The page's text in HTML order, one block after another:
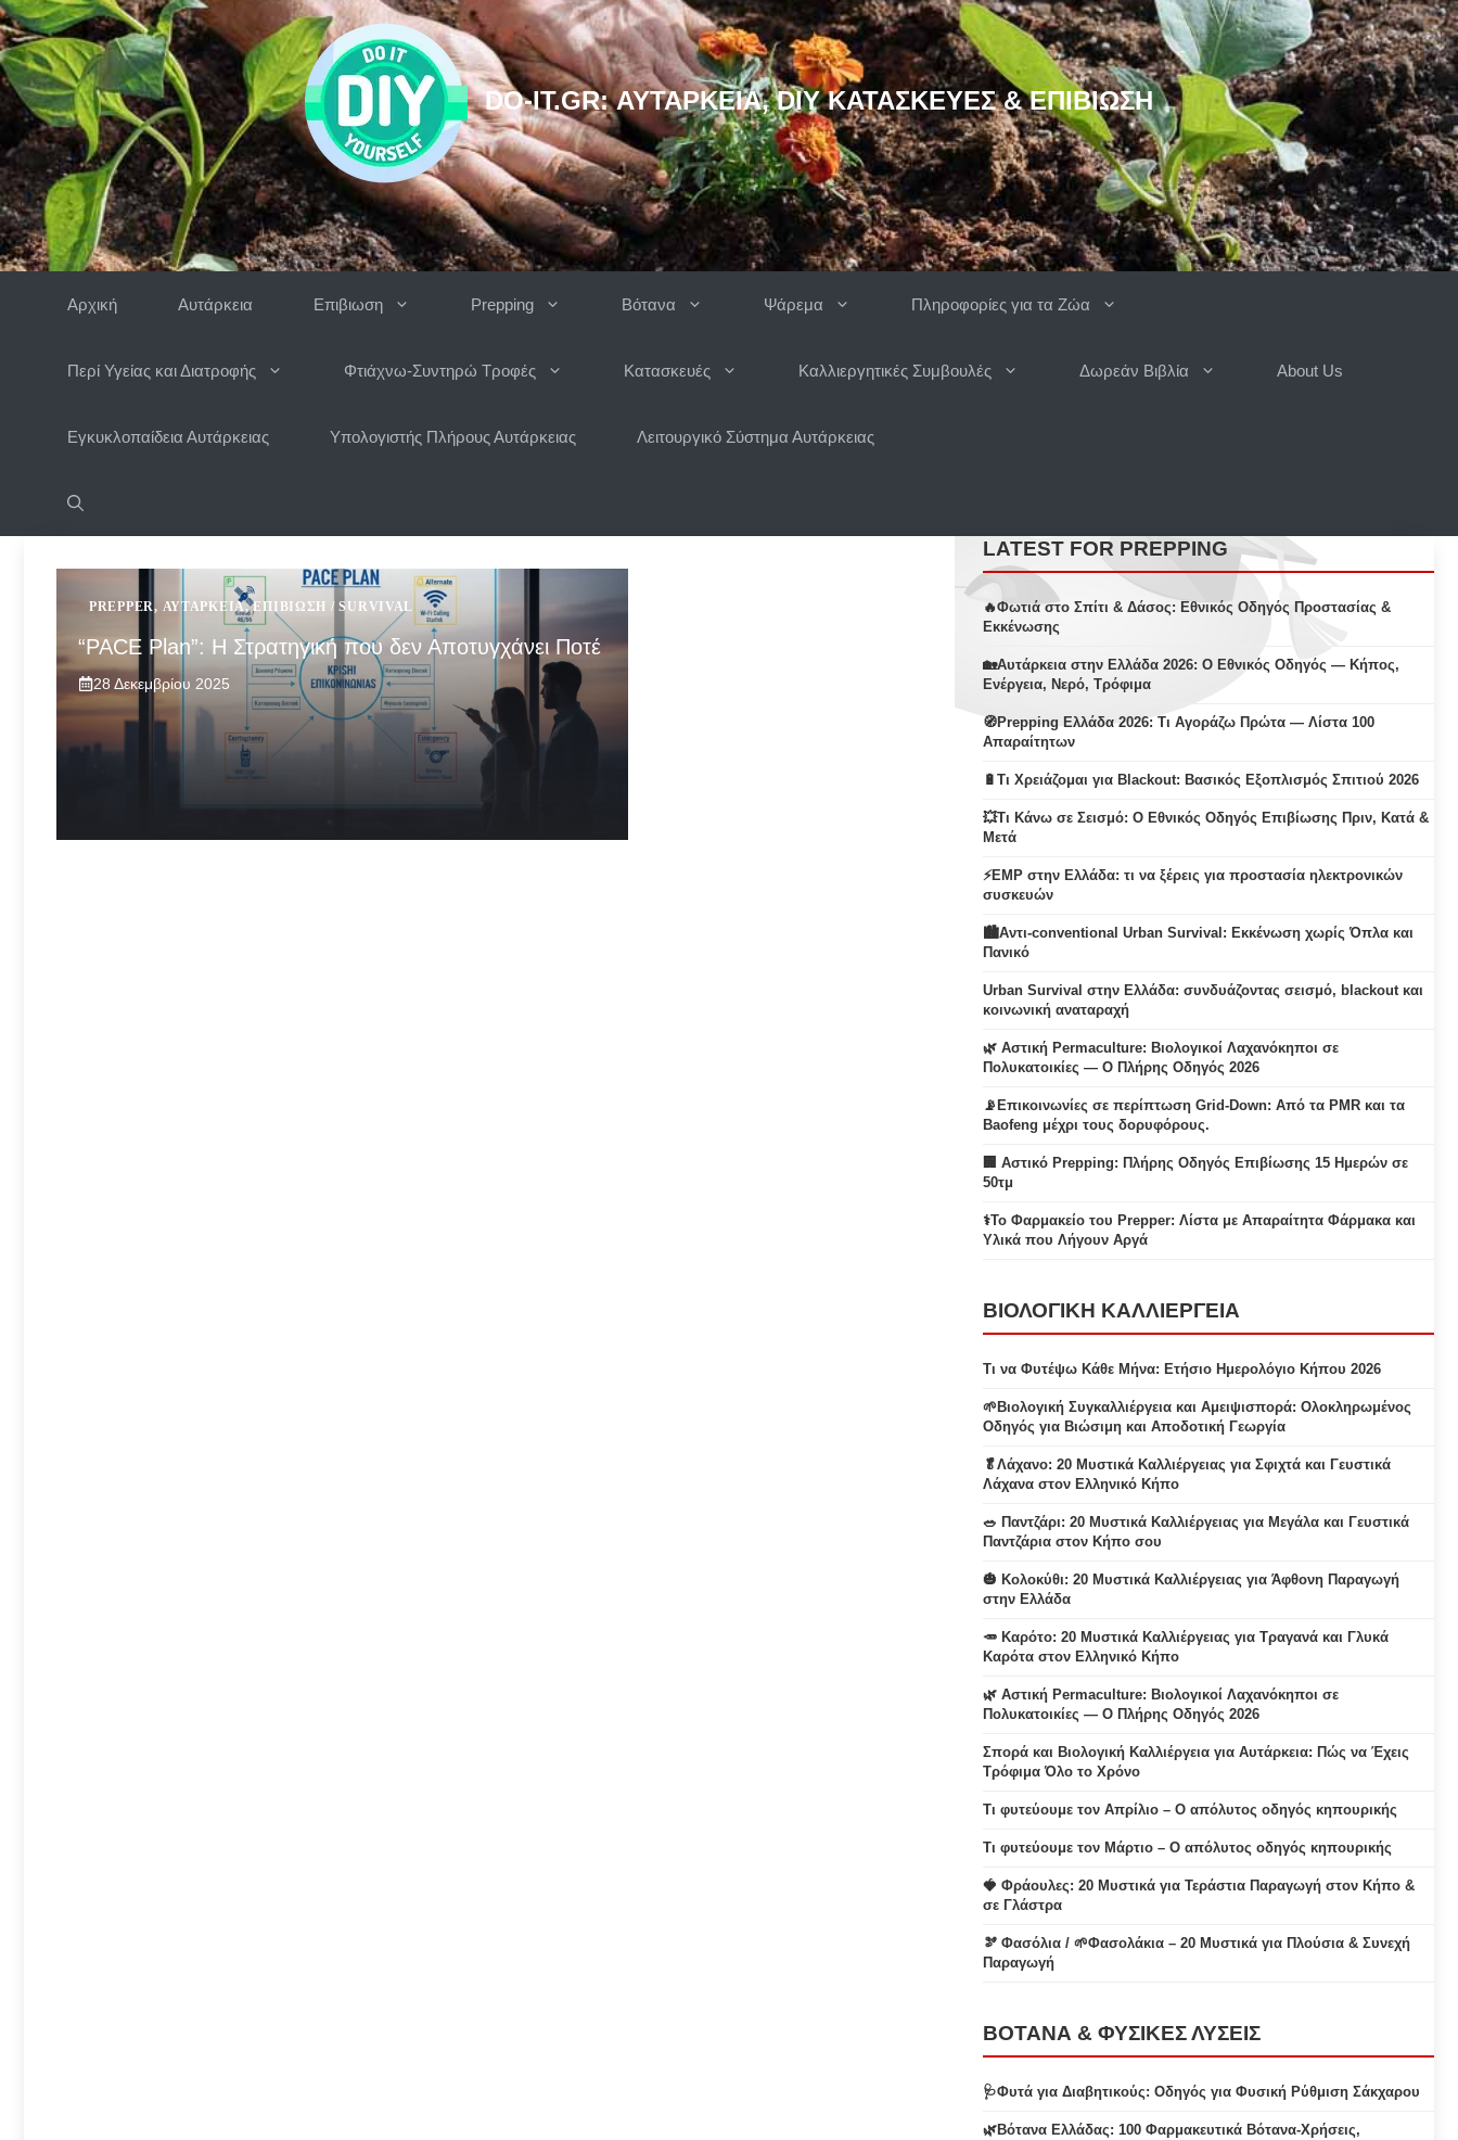
Μετάβαση
σε
περιεχόμενο
DO-IT.GR: ΑΥΤΆΡΚΕΙΑ, DIY ΚΑΤΑΣΚΕΥΈΣ & ΕΠΙΒΊΩΣΗ
Αρχική Αυτάρκεια Επιβιωση Prepping Βότανα Ψάρεμα Πληροφορίες για τα Ζώα
Περί Υγείας και Διατροφής Φτιάχνω-Συντηρώ Τροφές Κατασκευές Καλλιεργητικές Συμβουλές Δωρεάν Βιβλία About Us
Εγκυκλοπαίδεια Αυτάρκειας Υπολογιστής Πλήρους Αυτάρκειας Λειτουργικό Σύστημα Αυτάρκειας
PREPPER, ΑΥΤΆΡΚΕΙΑ,ΕΠΙΒΊΩΣΗ / SURVIVAL
“PACE Plan”: Η Στρατηγική που δεν Αποτυγχάνει Ποτέ
28 Δεκεμβρίου 2025
LATEST FOR PREPPING
🔥Φωτιά στο Σπίτι & Δάσος: Εθνικός Οδηγός Προστασίας &
Εκκένωσης
🏡Αυτάρκεια στην Ελλάδα 2026: Ο Εθνικός Οδηγός — Κήπος,
Ενέργεια, Νερό, Τρόφιμα
🧭Prepping Ελλάδα 2026: Τι Αγοράζω Πρώτα — Λίστα 100
Απαραίτητων
🔋Τι Χρειάζομαι για Blackout: Βασικός Εξοπλισμός Σπιτιού 2026
💥Τι Κάνω σε Σεισμό: Ο Εθνικός Οδηγός Επιβίωσης Πριν, Κατά &
Μετά
⚡EMP στην Ελλάδα: τι να ξέρεις για προστασία ηλεκτρονικών
συσκευών
🏙️Αντι-conventional Urban Survival: Εκκένωση χωρίς Όπλα και
Πανικό
Urban Survival στην Ελλάδα: συνδυάζοντας σεισμό, blackout και
κοινωνική αναταραχή
🌿 Αστική Permaculture: Βιολογικοί Λαχανόκηποι σε
Πολυκατοικίες — Ο Πλήρης Οδηγός 2026
📡Επικοινωνίες σε περίπτωση Grid-Down: Από τα PMR και τα
Baofeng μέχρι τους δορυφόρους.
🏢 Αστικό Prepping: Πλήρης Οδηγός Επιβίωσης 15 Ημερών σε
50τμ
⚕️Το Φαρμακείο του Prepper: Λίστα με Απαραίτητα Φάρμακα και
Υλικά που Λήγουν Αργά
ΒΙΟΛΟΓΙΚΗ ΚΑΛΛΙΕΡΓΕΙΑ
Τι να Φυτέψω Κάθε Μήνα: Ετήσιο Ημερολόγιο Κήπου 2026
🌱Βιολογική Συγκαλλιέργεια και Αμειψισπορά: Ολοκληρωμένος
Οδηγός για Βιώσιμη και Αποδοτική Γεωργία
🥬Λάχανο: 20 Μυστικά Καλλιέργειας για Σφιχτά και Γευστικά
Λάχανα στον Ελληνικό Κήπο
🥗 Παντζάρι: 20 Μυστικά Καλλιέργειας για Μεγάλα και Γευστικά
Παντζάρια στον Κήπο σου
🎃 Κολοκύθι: 20 Μυστικά Καλλιέργειας για Άφθονη Παραγωγή
στην Ελλάδα
🥕 Καρότο: 20 Μυστικά Καλλιέργειας για Τραγανά και Γλυκά
Καρότα στον Ελληνικό Κήπο
🌿 Αστική Permaculture: Βιολογικοί Λαχανόκηποι σε
Πολυκατοικίες — Ο Πλήρης Οδηγός 2026
Σπορά και Βιολογική Καλλιέργεια για Αυτάρκεια: Πώς να Έχεις
Τρόφιμα Όλο το Χρόνο
Τι φυτεύουμε τον Απρίλιο – Ο απόλυτος οδηγός κηπουρικής
Τι φυτεύουμε τον Μάρτιο – Ο απόλυτος οδηγός κηπουρικής
🍓 Φράουλες: 20 Μυστικά για Τεράστια Παραγωγή στον Κήπο &
σε Γλάστρα
🫘 Φασόλια / 🌱Φασολάκια – 20 Μυστικά για Πλούσια & Συνεχή
Παραγωγή
ΒΟΤΑΝΑ & ΦΥΣΙΚΕΣ ΛΥΣΕΙΣ
🩺Φυτά για Διαβητικούς: Οδηγός για Φυσική Ρύθμιση Σάκχαρου
🌿Βότανα Ελλάδας: 100 Φαρμακευτικά Βότανα-Χρήσεις,